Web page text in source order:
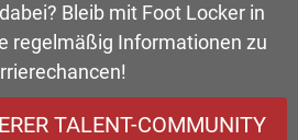
Bleib mit Foot Locker in
regelmäßig Informationen zu
TALENT-COMMUNITY